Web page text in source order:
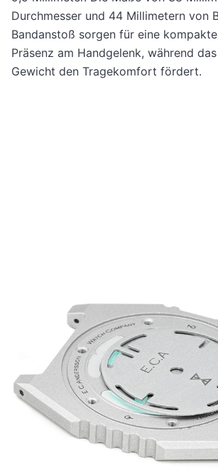
Durchmesser und 44 Millimetern von
Bandanstoß sorgen für eine
Präsenz am Handgelenk, während
Gewicht den Tragekomfort fördert.